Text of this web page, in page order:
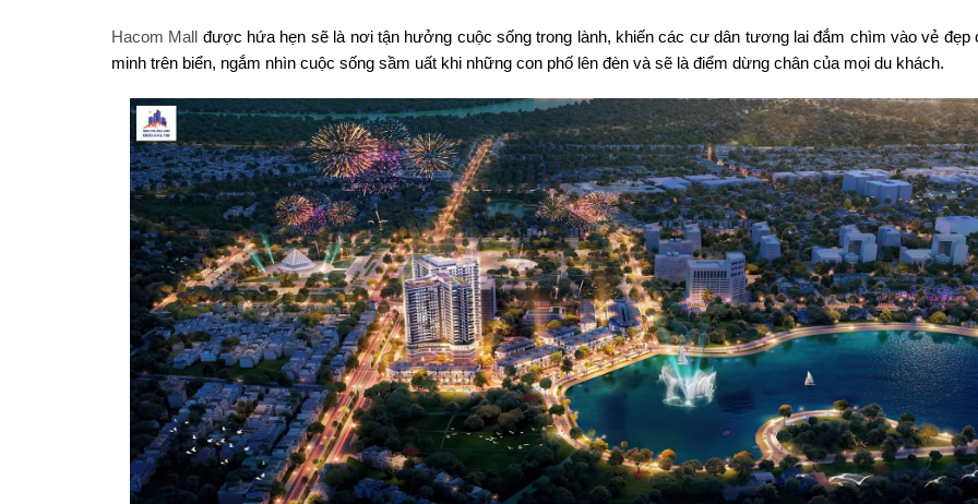
Hacom Mall được hứa hẹn sẽ là nơi tận hưởng cuộc sống trong lành, khiến các cư dân tương lai đắm chìm vào vẻ đẹp
minh trên biển, ngắm nhìn cuộc sống sầm uất khi những con phố lên đèn và sẽ là điểm dừng chân của mọi du khách.